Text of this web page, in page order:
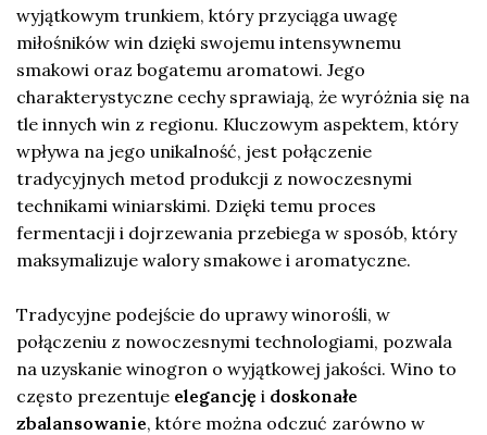
wyjątkowym trunkiem, który przyciąga uwagę
miłośników win dzięki swojemu intensywnemu
smakowi oraz bogatemu aromatowi. Jego
charakterystyczne cechy sprawiają, że wyróżnia się na
tle innych win z regionu. Kluczowym aspektem, który
wpływa na jego unikalność, jest połączenie
tradycyjnych metod produkcji z nowoczesnymi
technikami winiarskimi. Dzięki temu proces
fermentacji i dojrzewania przebiega w sposób, który
maksymalizuje walory smakowe i aromatyczne.
Tradycyjne podejście do uprawy winorośli, w
połączeniu z nowoczesnymi technologiami, pozwala
na uzyskanie winogron o wyjątkowej jakości. Wino to
często prezentuje elegancję i doskonałe
zbalansowanie, które można odczuć zarówno w